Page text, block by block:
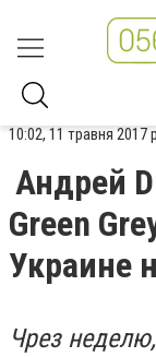
10:02, 11 травня 2017
Андрей
Green
Украине
Чрез